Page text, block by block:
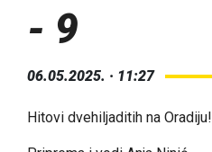
- 9
06.05.2025. · 11:27
Hitovi dvehiljaditih na Oradiju!